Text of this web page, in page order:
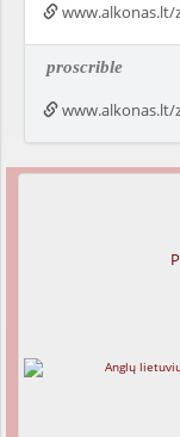
proscrible